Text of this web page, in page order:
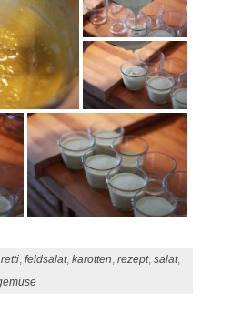
,feldsalat,karotten,rezept,salat,